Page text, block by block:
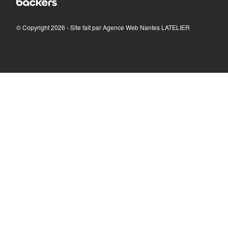
© Copyright 2026 - Site fait parAgence Web Nantes LATELIER